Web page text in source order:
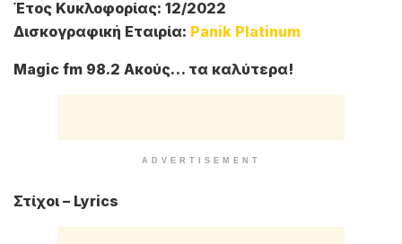
Έτος Κυκλοφορίας: 12/2022
Δισκογραφική Εταιρία: Panik Platinum
Magic fm 98.2 Ακούς… τα καλύτερα!
ADVERTISEMENT
Στίχοι – Lyrics